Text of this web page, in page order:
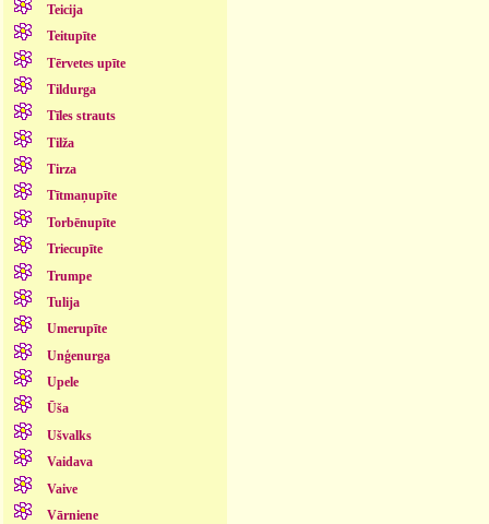
Teicija
Teitupīte
Tērvetes upīte
Tildurga
Tīles strauts
Tilža
Tirza
Tītmaņupīte
Torbēnupīte
Triecupīte
Trumpe
Tulija
Umerupīte
Unģenurga
Upele
Ūša
Ušvalks
Vaidava
Vaive
Vārniene